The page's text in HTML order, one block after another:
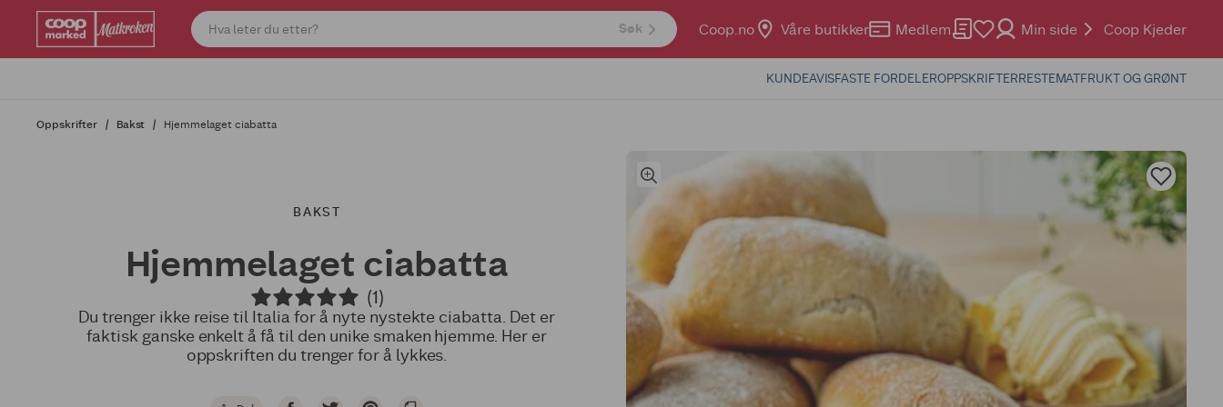
Søk Coop.no Våre butikker Medlem Min side Coop Kjeder
KUNDEAVISFASTE FORDELEROPPSKRIFTERRESTEMATFRUKT OG GRØNT
Oppskrifter Bakst Hjemmelaget ciabatta
BAKST
Hjemmelaget ciabatta
(1)
Du trenger ikke reise til Italia for å nyte nystekte ciabatta. Det er
faktisk ganske enkelt å få til den unike smaken hjemme. Her er
oppskriften du trenger for å lykkes.